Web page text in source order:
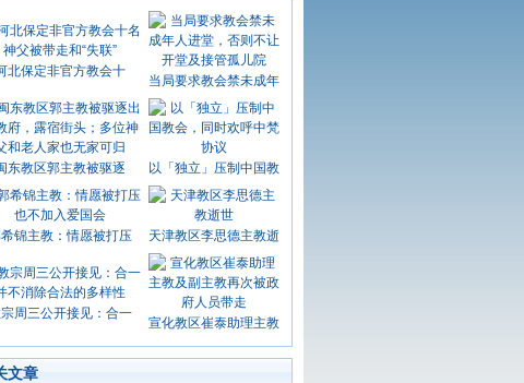
北保定非官方教会十
当局要求教会禁未成年
东教区郭主教被驱逐 以「独立」压制中国教
锦主教：情愿被打压 天津教区李思德主教逝
周三公开接见：合一
宣化教区崔泰助理主教
文章